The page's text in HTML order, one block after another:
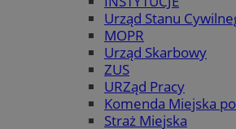
Urząd Stanu
MOPR
Urząd Skarbowy
ZUS
URZąd Pracy
Komenda Miejska
Straż Miejska